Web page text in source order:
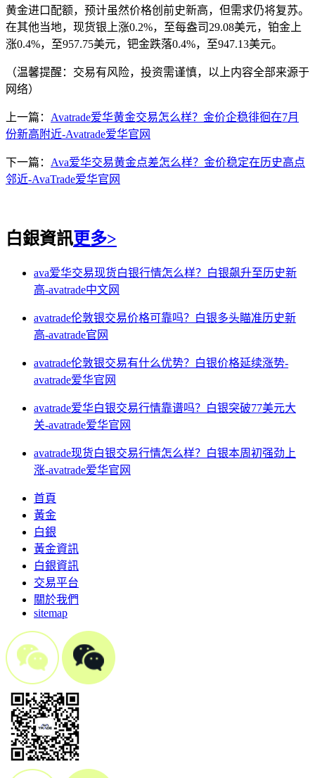
黄金进口配额，预计虽然价格创前史新高，但需求仍将复苏。
在其他当地，现货银上涨0.2%，至每盎司29.08美元，铂金上
涨0.4%，至957.75美元，钯金跌落0.4%，至947.13美元。
（温馨提醒：交易有风险，投资需谨慎，以上内容全部来源于
网络）
上一篇： Avatrade爱华黄金交易怎么样？金价企稳徘徊在7月
份新高附近-Avatrade爱华官网
下一篇： Ava爱华交易黄金点差怎么样？金价稳定在历史高点
邻近-AvaTrade爱华官网
白銀資訊更多>
ava爱华交易现货白银行情怎么样？白银飙升至历史新
高-avatrade中文网
avatrade伦敦银交易价格可靠吗？白银多头瞄准历史新
高-avatrade官网
avatrade伦敦银交易有什么优势？白银价格延续涨势-
avatrade爱华官网
avatrade爱华白银交易行情靠谱吗？白银突破77美元大
关-avatrade爱华官网
avatrade现货白银交易行情怎么样？白银本周初强劲上
涨-avatrade爱华官网
首頁
黃金
白銀
黃金資訊
白銀資訊
交易平台
關於我們
sitemap